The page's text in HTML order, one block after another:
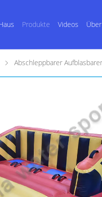
Produkte Videos
Abschleppbarer